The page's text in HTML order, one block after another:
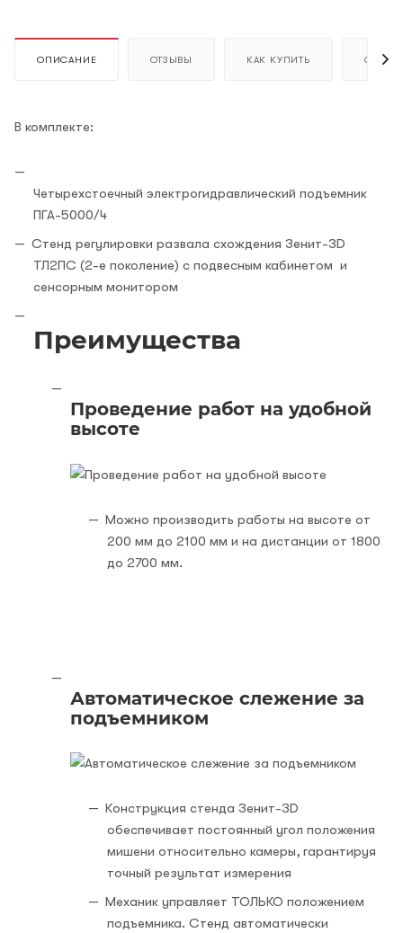
ОПИСАНИЕ ОТЗЫВЫ КАК КУПИТЬ ОПЛАТА
В комплекте:
Четырехстоечный электрогидравлический подъемник
ПГА-5000/4
Стенд регулировки развала схождения Зенит-3D
ТЛ2ПС (2-е поколение) с подвесным кабинетом и
сенсорным монитором
Преимущества
Проведение работ на удобной
высоте
Можно производить работы на высоте от
200 мм до 2100 мм и на дистанции от 1800
до 2700 мм.
Автоматическое слежение за
подъемником
Конструкция стенда Зенит-3D
обеспечивает постоянный угол положения
мишени относительно камеры, гарантируя
точный результат измерения
Механик управляет ТОЛЬКО положением
подъемника. Стенд автоматически